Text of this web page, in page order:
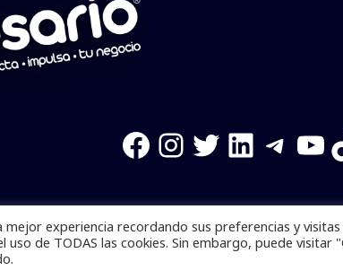
Facebook
Instagram
Twitter
derechos reservados. Se prohibe el uso de la
Desarrollado poryalla ya!
experiencia recordando sus preferencias y
de TODAS las cookies. Sin embargo, puede visitar